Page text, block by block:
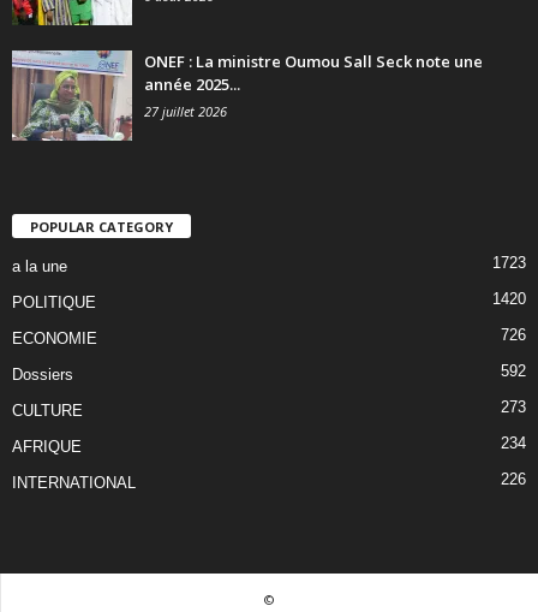
ONEF : La ministre Oumou Sall Seck note une
année 2025...
27 juillet 2026
POPULAR CATEGORY
a la une 1723
POLITIQUE 1420
ECONOMIE 726
Dossiers 592
CULTURE 273
AFRIQUE 234
INTERNATIONAL 226
©